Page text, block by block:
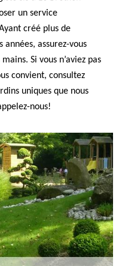
un service
créé plus de
années, assurez-vous
Si vous n’aviez pas
convient, consultez
uniques que nous
nous!